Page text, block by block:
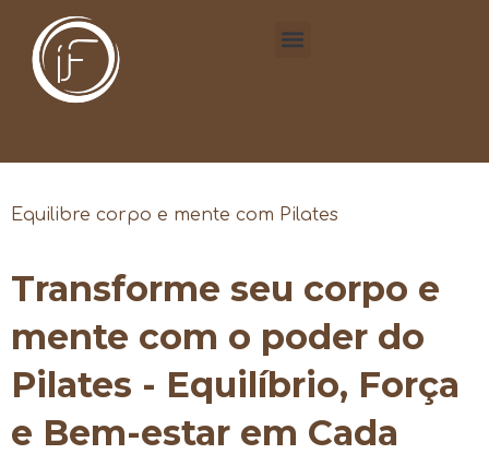
Equilibre corpo e mente com Pilates
Transforme seu corpo e
mente com o poder do
Pilates - Equilíbrio, Força
e Bem-estar em Cada